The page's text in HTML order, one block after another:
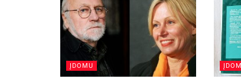
ĮDOMU